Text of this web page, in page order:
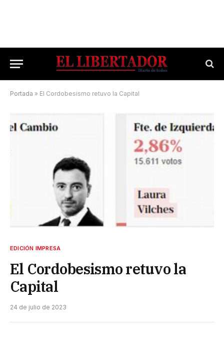
Portada » El Cordobesismo retuvo la Capital
EDICIÓN IMPRESA
El Cordobesismo retuvo la
Capital
24 de julio de 2023